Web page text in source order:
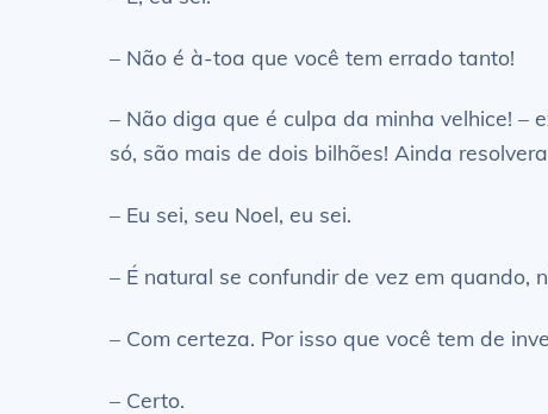
– Não é à-toa que você tem errado tanto!
– Não diga que é culpa da minha velhice! –
só, são mais de dois bilhões! Ainda
– Eu sei, seu Noel, eu sei.
– É natural se confundir de vez em quando,
– Com certeza. Por isso que você tem de
– Certo.